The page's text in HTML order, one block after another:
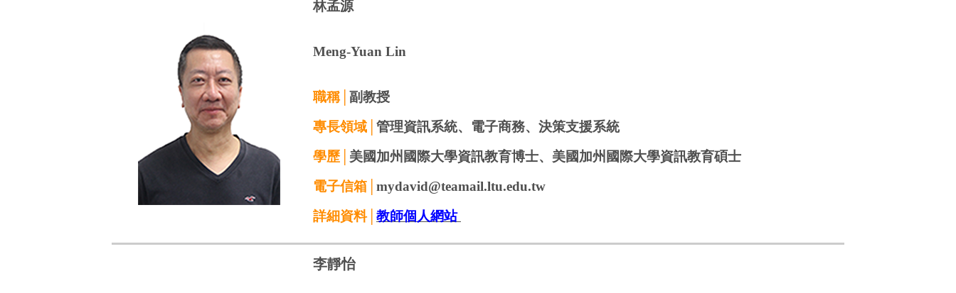
林孟源
Meng-Yuan Lin
職稱│ 副教授
專長領域│ 管理資訊系統、電子商務、決策支援系統
學歷│ 美國加州國際大學資訊教育博士、美國加州國際大學資訊教育碩士
電子信箱│ mydavid@teamail.ltu.edu.tw
詳細資料│ 教師個人網站
李靜怡